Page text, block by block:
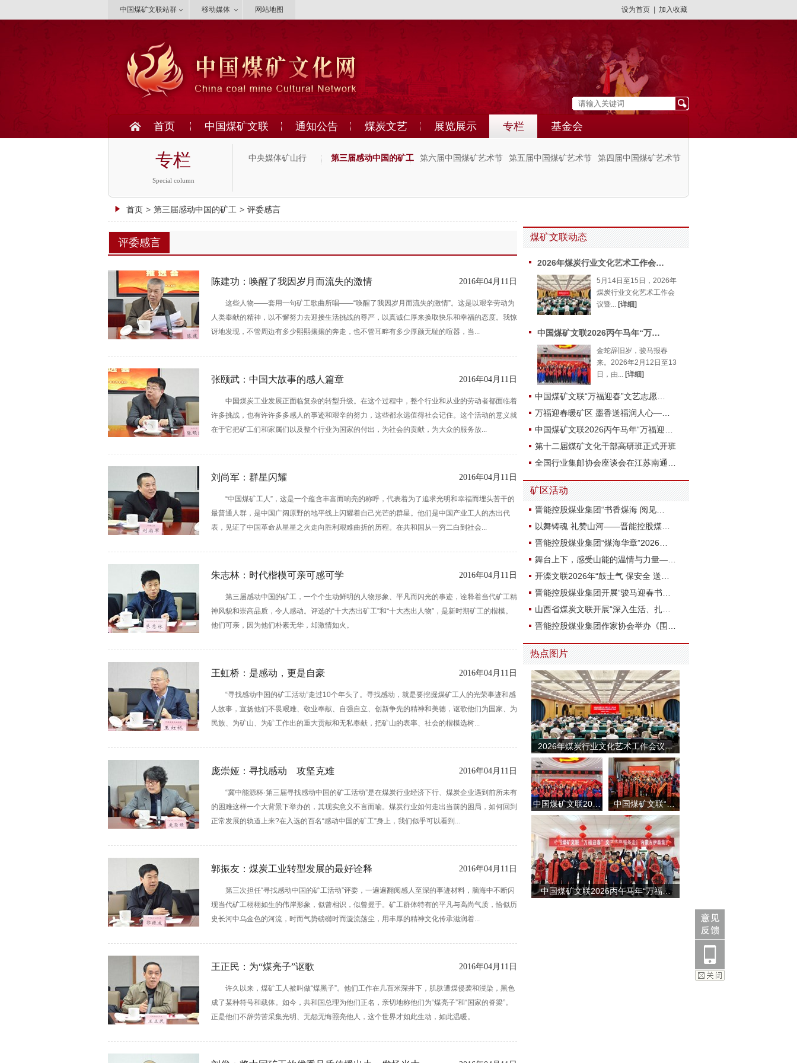
中国煤矿文联站群 移动媒体 网站地图 设为首页 加入收藏
首页 中国煤矿文联 通知公告 煤炭文艺 展览展示 专栏
专栏
Special column
中央媒体矿山行 第三届感动中国的矿工 第六届中国煤矿艺术节 第五届中国煤矿艺术节 第四届中国煤矿艺术节
基金会
首页 > 第三届感动中国的矿工 > 评委感言
评委感言
2016年04月11日
陈建功：唤醒了我因岁月而流失的激情
这些人物——套用一句矿工歌曲所唱——“唤醒了我因岁月而流失的激情”。这是以艰辛劳动为
人类奉献的精神，以不懈努力去迎接生活挑战的尊严，以真诚仁厚来换取快乐和幸福的态度。我惊
讶地发现，不管周边有多少熙熙攘攘的奔走，也不管耳畔有多少厚颜无耻的喧嚣，当...
2016年04月11日
张颐武：中国大故事的感人篇章
中国煤炭工业发展正面临复杂的转型升级。在这个过程中，整个行业和从业的劳动者都面临着
许多挑战，也有许许多多感人的事迹和艰辛的努力，这些都永远值得社会记住。这个活动的意义就
在于它把矿工们和家属们以及整个行业为国家的付出，为社会的贡献，为大众的服务放...
2016年04月11日
刘尚军：群星闪耀
“中国煤矿工人”，这是一个蕴含丰富而响亮的称呼，代表着为了追求光明和幸福而埋头苦干的
最普通人群，是中国广阔原野的地平线上闪耀着自己光芒的群星。他们是中国产业工人的杰出代
表，见证了中国革命从星星之火走向胜利艰难曲折的历程。在共和国从一穷二白到社会...
2016年04月11日
朱志林：时代楷模可亲可感可学
第三届感动中国的矿工，一个个生动鲜明的人物形象、平凡而闪光的事迹，诠释着当代矿工精
神风貌和崇高品质，令人感动。评选的“十大杰出矿工”和“十大杰出人物”，是新时期矿工的楷模。
他们可亲，因为他们朴素无华，却激情如火。
2016年04月11日
王虹桥：是感动，更是自豪
“寻找感动中国的矿工活动”走过10个年头了。寻找感动，就是要挖掘煤矿工人的光荣事迹和感
人故事，宣扬他们不畏艰难、敬业奉献、自强自立、创新争先的精神和美德，讴歌他们为国家、为
民族、为矿山、为矿工作出的重大贡献和无私奉献，把矿山的表率、社会的楷模选树...
2016年04月11日
庞崇娅：寻找感动 攻坚克难
“冀中能源杯·第三届寻找感动中国的矿工活动”是在煤炭行业经济下行、煤炭企业遇到前所未有
的困难这样一个大背景下举办的，其现实意义不言而喻。煤炭行业如何走出当前的困局，如何回到
正常发展的轨道上来?在入选的百名“感动中国的矿工”身上，我们似乎可以看到...
2016年04月11日
郭振友：煤炭工业转型发展的最好诠释
第三次担任“寻找感动中国的矿工活动”评委，一遍遍翻阅感人至深的事迹材料，脑海中不断闪
现当代矿工栩栩如生的伟岸形象，似曾相识，似曾握手。矿工群体特有的平凡与高尚气质，恰似历
史长河中乌金色的河流，时而气势磅礴时而漩流荡尘，用丰厚的精神文化传承滋润着...
2016年04月11日
王正民：为“煤亮子”讴歌
许久以来，煤矿工人被叫做“煤黑子”。他们工作在几百米深井下，肌肤遭煤侵袭和浸染，黑色
成了某种符号和载体。如今，共和国总理为他们正名，亲切地称他们为“煤亮子”和“国家的脊梁”。
正是他们不辞劳苦采集光明、无怨无悔照亮他人，这个世界才如此生动，如此温暖。
煤矿文联动态
2026年煤炭行业文化艺术工作会…
5月14日至15日，2026年
煤炭行业文化艺术工作会
议暨... [详细]
中国煤矿文联2026丙午马年“万…
金蛇辞旧岁，骏马报春
来。2026年2月12日至13
日，由... [详细]
中国煤矿文联“万福迎春”文艺志愿…
万福迎春暖矿区 墨香送福润人心—…
中国煤矿文联2026丙午马年“万福迎…
第十二届煤矿文化干部高研班正式开班
全国行业集邮协会座谈会在江苏南通…
矿区活动
晋能控股煤业集团“书香煤海 阅见…
以舞铸魂 礼赞山河——晋能控股煤…
晋能控股煤业集团“煤海华章”2026…
舞台上下，感受山能的温情与力量—…
开滦文联2026年“鼓士气 保安全 送…
晋能控股煤业集团开展“骏马迎春书…
山西省煤炭文联开展“深入生活、扎…
晋能控股煤业集团作家协会举办《围…
热点图片
2026年煤炭行业文化艺术工作会议…
中国煤矿文联20… 中国煤矿文联“…
中国煤矿文联2026丙午马年“万福…